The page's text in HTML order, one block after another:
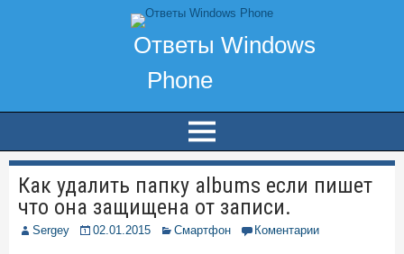
Как удалить папку albums если пишет
что она защищена от записи.
Sergey 02.01.2015 Смартфон Коментарии